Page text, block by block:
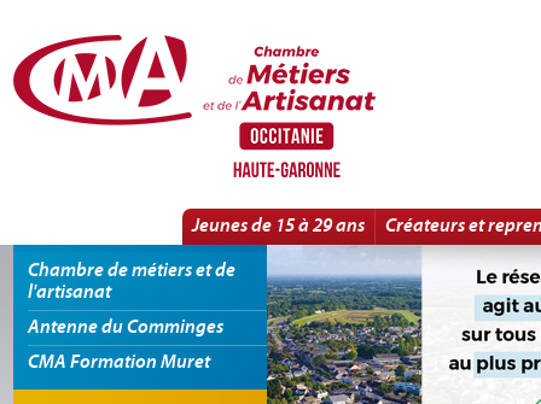
Escroquerie aux faux ordres de virement | Détail d'une actualité
Jeunes de 15 à 29 ans Créateurs et
Chambre de métiers et de
l'artisanat
Antenne du Comminges
CMA Formation Muret